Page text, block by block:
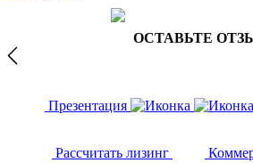
ОСТАВЬТЕ
Презентация
Рассчитать лизинг